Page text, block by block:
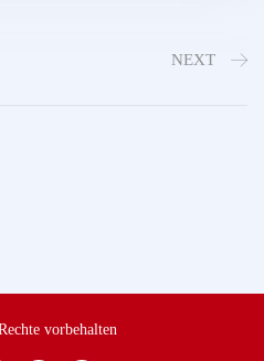
NEXT
vorbehalten